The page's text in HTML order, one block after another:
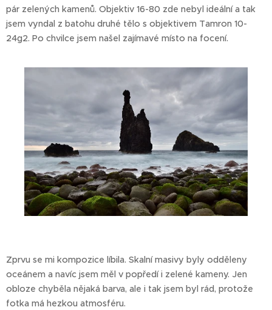
pár zelených kamenů. Objektiv 16-80 zde nebyl ideální a tak
jsem vyndal z batohu druhé tělo s objektivem Tamron 10-
24g2. Po chvilce jsem našel zajímavé místo na focení.
Zprvu se mi kompozice líbila. Skalní masivy byly odděleny
oceánem a navíc jsem měl v popředí i zelené kameny. Jen
obloze chyběla nějaká barva, ale i tak jsem byl rád, protože
fotka má hezkou atmosféru.